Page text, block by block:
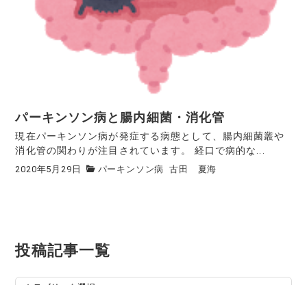
パーキンソン病と腸内細菌・消化管
現在パーキンソン病が発症する病態として、腸内細菌叢や
消化管の関わりが注目されています。 経口で病的な...
2020年5月29日 パーキンソン病 古田 夏海
投稿記事一覧